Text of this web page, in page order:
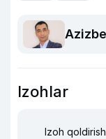
Izohlar
Izoh